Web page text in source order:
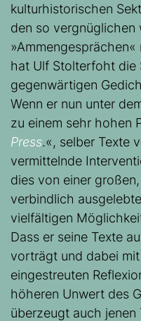
kulturhistorischen
den so vergnüglichen
hat Ulf Stolterfoht die
gegenwärtigen
Wenn er nun unter
zu einem sehr hohen
Press.«, selber Texte
vermittelnde
dies von einer
verbindlich
vielfältigen
Dass er seine Texte
vorträgt und dabei
eingestreuten
höheren Unwert des
überzeugt auch jenen